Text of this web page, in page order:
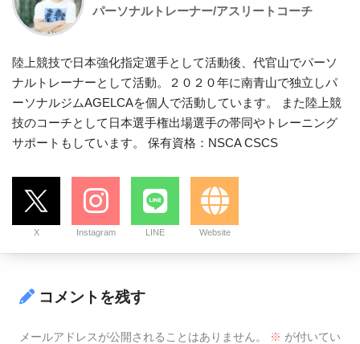
パーソナルトレーナー/アスリートコーチ
陸上競技で日本強化指定選手として活動後、代官山でパーソ
ナルトレーナーとして活動。２０２０年に南青山で独立しパ
ーソナルジムAGELCAを個人で活動しています。 また陸上競
技のコーチとして日本選手権出場選手の帯同やトレーニング
サポートもしています。 保有資格：NSCA CSCS
X Instagram LINE Website
コメントを残す
メールアドレスが公開されることはありません。 ※ が付いてい